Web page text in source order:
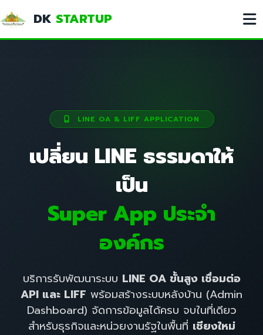
DK STARTUP
LINE OA & LIFF APPLICATION
เปลี่ยน LINE ธรรมดาให้
เป็น
Super App ประจำ
องค์กร
บริการรับพัฒนาระบบ LINE OA ขั้นสูง เชื่อมต่อ
API และ LIFF พร้อมสร้างระบบหลังบ้าน (Admin
Dashboard) จัดการข้อมูลได้ครบ จบในที่เดียว
สำหรับธุรกิจและหน่วยงานรัฐในพื้นที่ เชียงใหม่